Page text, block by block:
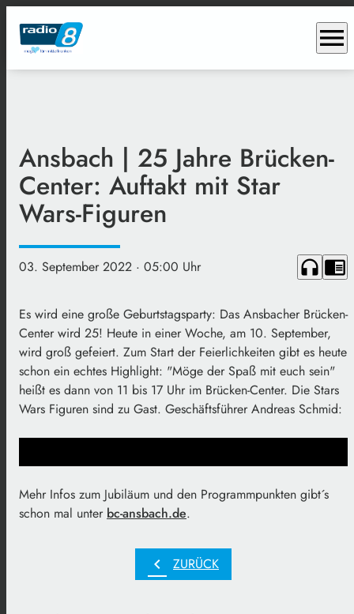
menu
Ansbach | 25 Jahre Brücken-
Center: Auftakt mit Star
Wars-Figuren
03. September 2022 · 05:00 Uhr headphones chrome_reader_mode
Es wird eine große Geburtstagsparty: Das Ansbacher Brücken-
Center wird 25! Heute in einer Woche, am 10. September,
wird groß gefeiert. Zum Start der Feierlichkeiten gibt es heute
schon ein echtes Highlight: "Möge der Spaß mit euch sein"
heißt es dann von 11 bis 17 Uhr im Brücken-Center. Die Stars
Wars Figuren sind zu Gast. Geschäftsführer Andreas Schmid:
Mehr Infos zum Jubiläum und den Programmpunkten gibt´s
schon mal unter bc-ansbach.de.
chevron_left ZURÜCK